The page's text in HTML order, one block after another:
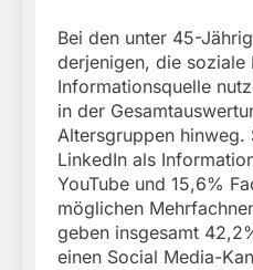
Bei den unter 45-
derjenigen, die soziale
Informationsquelle
in der
Altersgruppen hinweg.
LinkedIn als
YouTube und 15,6%
möglichen
geben insgesamt
einen Social Media-